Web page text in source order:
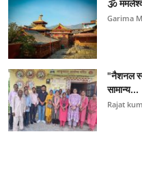
🕉️
Garima
"नैशनल
सामान्य...
Rajat